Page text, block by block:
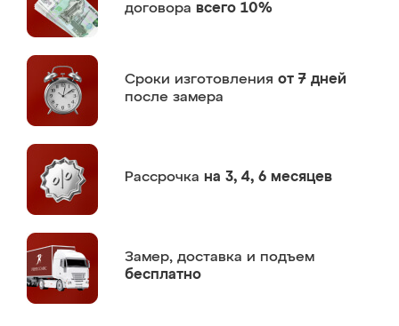
договора всего 10%
Сроки изготовления от 7 дней
после замера
Рассрочка на 3, 4, 6 месяцев
Замер, доставка и подъем
бесплатно